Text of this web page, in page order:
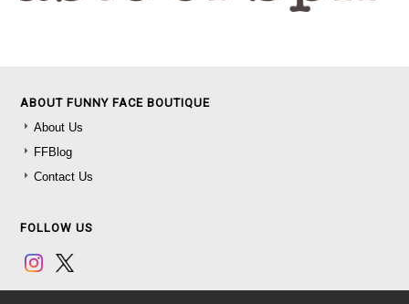
ABOUT FUNNY FACE BOUTIQUE
About Us
FFBlog
Contact Us
FOLLOW US